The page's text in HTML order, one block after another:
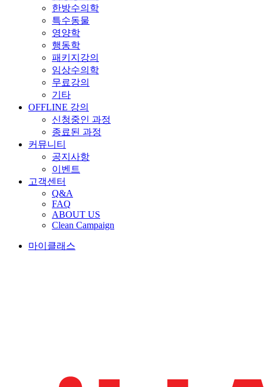
한방수의학
특수동물
영양학
행동학
패키지강의
임상수의학
무료강의
기타
OFFLINE 강의
신청중인 과정
종료된 과정
커뮤니티
공지사항
이벤트
고객센터
Q&A
FAQ
ABOUT US
Clean Campaign
마이클래스